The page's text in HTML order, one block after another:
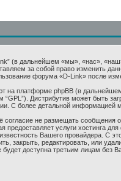
(в дальнейшем «мы», «нас»,
за собой право изменить
форума «D-Link» после
платформе phpBB (в дальнейшем
“GPL”). Дистрибутив может быть
С более детальной информацией
согласие не размещать сообщения
предоставляет услуги хостинга
Вашего провайдера. С
закрыть, редактировать, или
доступна третьим лицам без